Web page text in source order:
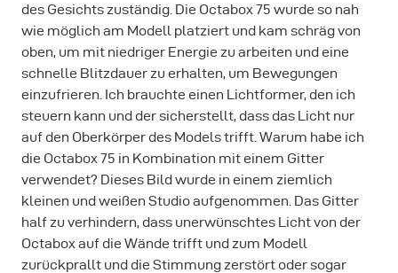
des Gesichts zuständig. Die Octabox 75 wurde so nah
wie möglich am Modell platziert und kam schräg von
oben, um mit niedriger Energie zu arbeiten und eine
schnelle Blitzdauer zu erhalten, um Bewegungen
einzufrieren. Ich brauchte einen Lichtformer, den ich
steuern kann und der sicherstellt, dass das Licht nur
auf den Oberkörper des Models trifft. Warum habe ich
die Octabox 75 in Kombination mit einem Gitter
verwendet? Dieses Bild wurde in einem ziemlich
kleinen und weißen Studio aufgenommen. Das Gitter
half zu verhindern, dass unerwünschtes Licht von der
Octabox auf die Wände trifft und zum Modell
zurückprallt und die Stimmung zerstört oder sogar